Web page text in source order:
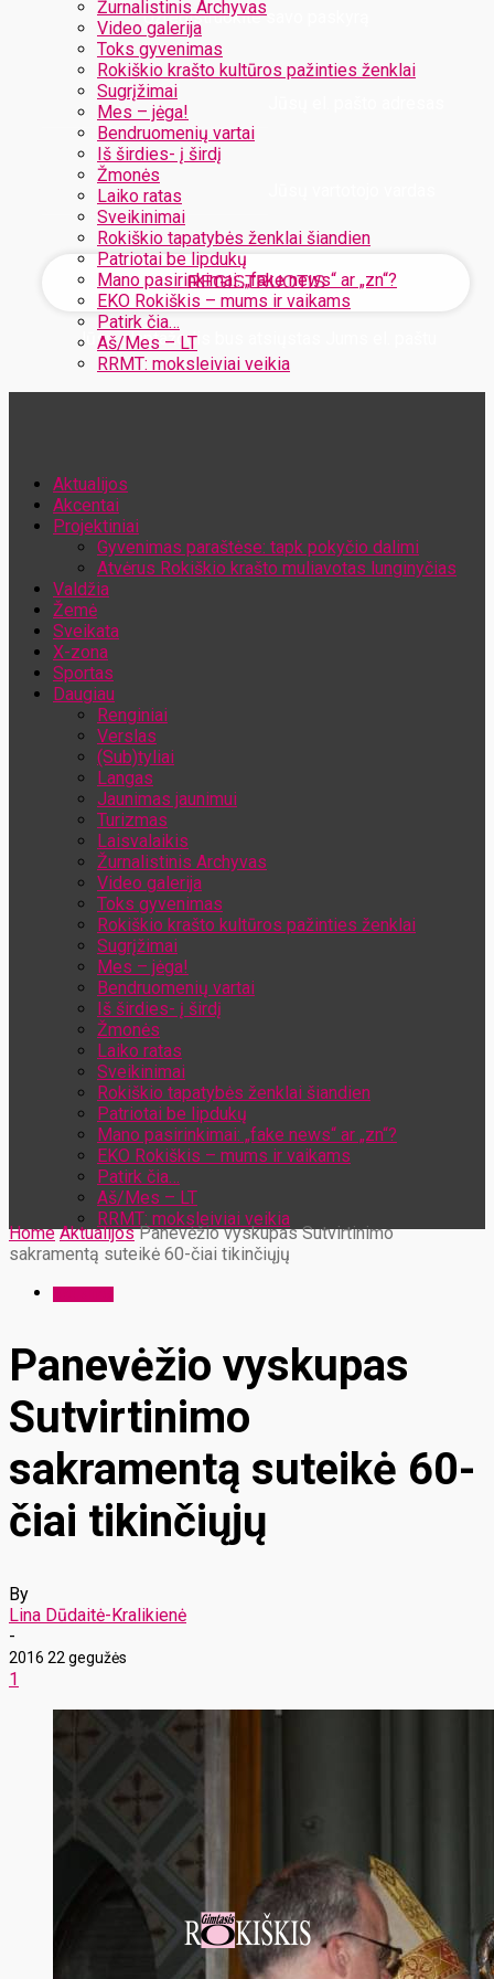
Žurnalistinis Archyvas
Video galerija
Toks gyvenimas
Rokiškio krašto kultūros pažinties ženklai
Sugrįžimai
Mes – jėga!
Bendruomenių vartai
Iš širdies- į širdį
Žmonės
Laiko ratas
Sveikinimai
Rokiškio tapatybės ženklai šiandien
Patriotai be lipdukų
Mano pasirinkimai: „fake news“ ar „zn“?
EKO Rokiškis – mums ir vaikams
Patirk čia…
Aš/Mes – LT
RRMT: moksleiviai veikia
Užregistruokite savo paskyrą
Jūsų slaptažodis bus atsiųstas Jums el. paštu
Aktualijos
Akcentai
Projektiniai
Gyvenimas paraštėse: tapk pokyčio dalimi
Atvėrus Rokiškio krašto muliavotas lunginyčias
Valdžia
Žemė
Sveikata
X-zona
Sportas
Daugiau
Renginiai
Verslas
(Sub)tyliai
Langas
Jaunimas jaunimui
Turizmas
Laisvalaikis
Žurnalistinis Archyvas
Video galerija
Toks gyvenimas
Rokiškio krašto kultūros pažinties ženklai
Sugrįžimai
Mes – jėga!
Bendruomenių vartai
Iš širdies- į širdį
Žmonės
Laiko ratas
Sveikinimai
Rokiškio tapatybės ženklai šiandien
Patriotai be lipdukų
Mano pasirinkimai: „fake news“ ar „zn“?
EKO Rokiškis – mums ir vaikams
Patirk čia…
Aš/Mes – LT
RRMT: moksleiviai veikia
Home Aktualijos Panevėžio vyskupas Sutvirtinimo
sakramentą suteikė 60-čiai tikinčiųjų
Panevėžio vyskupas
Sutvirtinimo
sakramentą suteikė 60-
čiai tikinčiųjų
By
Lina Dūdaitė-Kralikienė
-
2016 22 gegužės
1